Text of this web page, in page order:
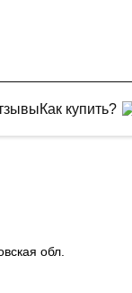
Как купить?
обл.